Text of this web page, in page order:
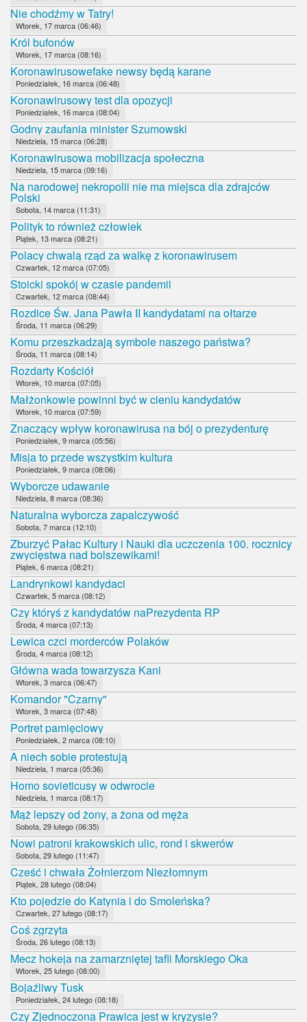
Nie chodźmy w Tatry!
Wtorek, 17 marca (06:46)
Król bufonów
Wtorek, 17 marca (08:16)
Koronawirusowefake newsy będą karane
Poniedziałek, 16 marca (06:48)
Koronawirusowy test dla opozycji
Poniedziałek, 16 marca (08:04)
Godny zaufania minister Szumowski
Niedziela, 15 marca (06:28)
Koronawirusowa mobilizacja społeczna
Niedziela, 15 marca (09:16)
Na narodowej nekropolii nie ma miejsca dla zdrajców
Polski
Sobota, 14 marca (11:31)
Polityk to również człowiek
Piątek, 13 marca (08:21)
Polacy chwalą rząd za walkę z koronawirusem
Czwartek, 12 marca (07:05)
Stoicki spokój w czasie pandemii
Czwartek, 12 marca (08:44)
Rozdice Św. Jana Pawła II kandydatami na ołtarze
Środa, 11 marca (06:29)
Komu przeszkadzają symbole naszego państwa?
Środa, 11 marca (08:14)
Rozdarty Kościół
Wtorek, 10 marca (07:05)
Małżonkowie powinni być w cieniu kandydatów
Wtorek, 10 marca (07:59)
Znaczący wpływ koronawirusa na bój o prezydenturę
Poniedziałek, 9 marca (05:56)
Misja to przede wszystkim kultura
Poniedziałek, 9 marca (08:06)
Wyborcze udawanie
Niedziela, 8 marca (08:36)
Naturalna wyborcza zapalczywość
Sobota, 7 marca (12:10)
Zburzyć Pałac Kultury i Nauki dla uczczenia 100. rocznicy
zwycięstwa nad bolszewikami!
Piątek, 6 marca (08:21)
Landrynkowi kandydaci
Czwartek, 5 marca (08:12)
Czy któryś z kandydatów naPrezydenta RP
Środa, 4 marca (07:13)
Lewica czci morderców Polaków
Środa, 4 marca (08:12)
Główna wada towarzysza Kani
Wtorek, 3 marca (06:47)
Komandor "Czarny"
Wtorek, 3 marca (07:48)
Portret pamięciowy
Poniedziałek, 2 marca (08:10)
A niech sobie protestują
Niedziela, 1 marca (05:36)
Homo sovieticusy w odwrocie
Niedziela, 1 marca (08:17)
Mąż lepszy od żony, a żona od męża
Sobota, 29 lutego (06:35)
Nowi patroni krakowskich ulic, rond i skwerów
Sobota, 29 lutego (11:47)
Cześć i chwała Żołnierzom Niezłomnym
Piątek, 28 lutego (08:04)
Kto pojedzie do Katynia i do Smoleńska?
Czwartek, 27 lutego (08:17)
Coś zgrzyta
Środa, 26 lutego (08:13)
Mecz hokeja na zamarzniętej tafli Morskiego Oka
Wtorek, 25 lutego (08:00)
Bojaźliwy Tusk
Poniedziałek, 24 lutego (08:18)
Czy Zjednoczona Prawica jest w kryzysie?